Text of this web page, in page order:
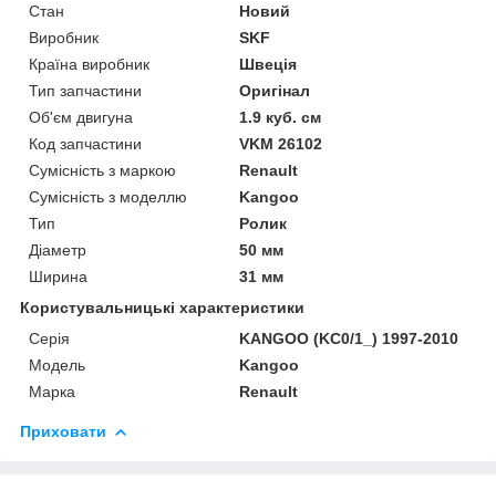
Стан
Новий
Виробник
SKF
Країна виробник
Швеція
Тип запчастини
Оригінал
Об'єм двигуна
1.9 куб. см
Код запчастини
VKM 26102
Сумісність з маркою
Renault
Сумісність з моделлю
Kangoo
Тип
Ролик
Діаметр
50 мм
Ширина
31 мм
Користувальницькі характеристики
Серія
KANGOO (KC0/1_) 1997-2010
Модель
Kangoo
Марка
Renault
Приховати